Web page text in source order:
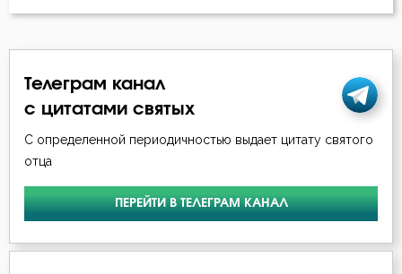
Телеграм канал
с цитатами святых
С определенной периодичностью выдает цитату святого
отца
ПЕРЕЙТИ В ТЕЛЕГРАМ КАНАЛ